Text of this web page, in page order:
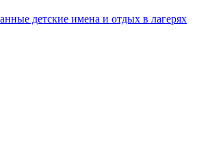
детские имена и отдых в лагерях